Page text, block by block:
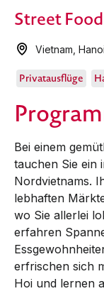
Street
Vietnam ,Hanoi
Privatausflüge
Bei einem
tauchen Sie ein
Nordvietnams.
lebhaften
wo Sie allerlei
erfahren
erfrischen sich
Hoi und lernen